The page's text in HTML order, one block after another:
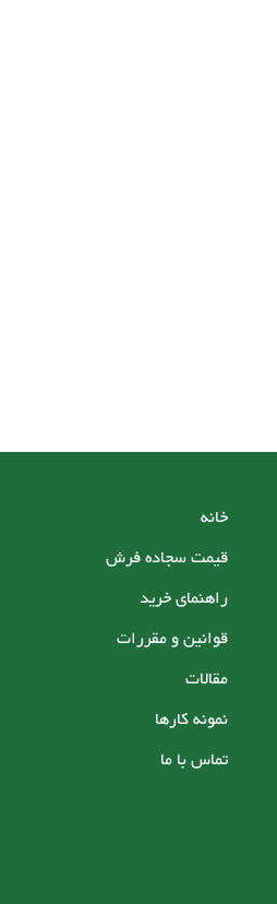
خانه
قیمت سجاده فرش
راهنمای خرید
قوانین و مقررات
مقالات
نمونه کارها
تماس با ما